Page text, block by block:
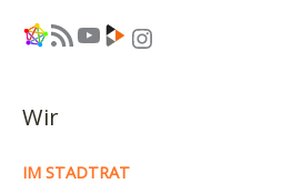
Link RSS-Feed YouTube Link Instagram
Wir
IM STADTRAT